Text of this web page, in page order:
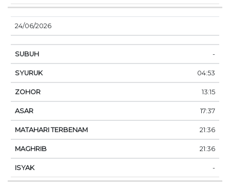
24/06/2026
-
04:53
13:15
17:37
21:36
21:36
-